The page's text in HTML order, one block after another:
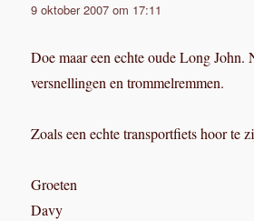
9 oktober 2007 om 17:11
Doe maar een echte oude Long John.
versnellingen en trommelremmen.
Zoals een echte transportfiets hoor te
Groeten
Davy